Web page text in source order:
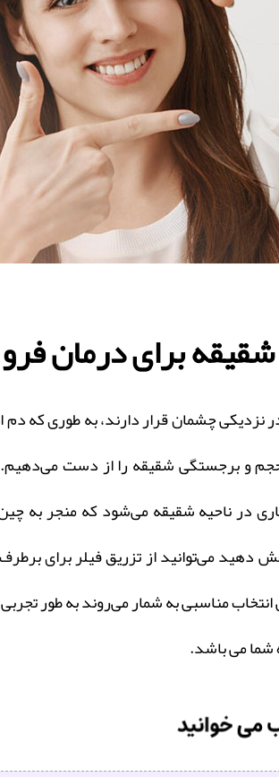
شقیقه برای درمان
چشمان قرار دارند، به طوری که
و برجستگی شقیقه‌ را از دست می‌دهیم.
در ناحیه شقیقه می‌شود که منجر به
می‌توانید از تزریق فیلر برای
انتخاب مناسبی به شمار می‌روند به طور
شما می باشد.